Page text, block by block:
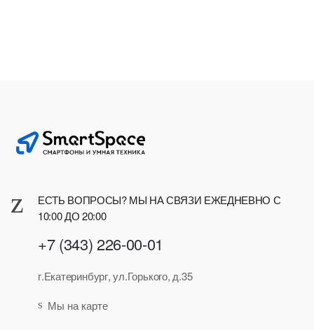
ЕСТЬ ВОПРОСЫ? МЫ НА СВЯЗИ ЕЖЕДНЕВНО С
10:00 ДО 20:00
+7 (343) 226-00-01
г.Екатеринбург, ул.Горького, д.35
Мы на карте